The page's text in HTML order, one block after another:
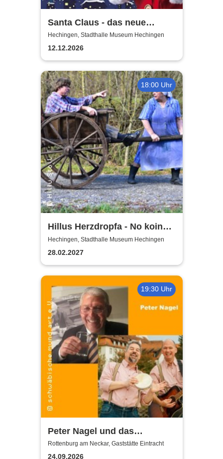
Santa Claus - das neue
Weihnachtsmusical (nicht
nur) für Kinder
Hechingen, Stadthalle Museum Hechingen
12.12.2026
18:00 Uhr
Hillus Herzdropfa - No koin
Domma an Deixl!
Hechingen, Stadthalle Museum Hechingen
28.02.2027
19:30 Uhr
Peter Nagel und das
MundArt-Brettle | Gaststätte
Eintracht
Rottenburg am Neckar, Gaststätte Eintracht
24.09.2026